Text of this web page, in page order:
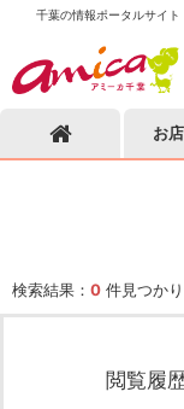
千葉の情報ポータルサイト
お
検索結果： 0 件見つか
閲覧履